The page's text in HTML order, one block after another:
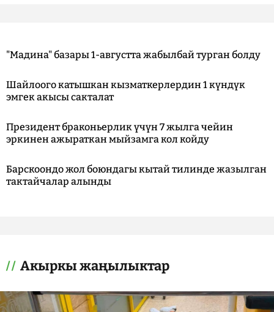
"Мадина" базары 1-августта жабылбай турган болду
Шайлоого катышкан кызматкерлердин 1 күндүк
эмгек акысы сакталат
Президент браконьерлик үчүн 7 жылга чейин
эркинен ажыраткан мыйзамга кол койду
Барскоондо жол боюндагы кытай тилинде жазылган
тактайчалар алынды
Акыркы жаңылыктар